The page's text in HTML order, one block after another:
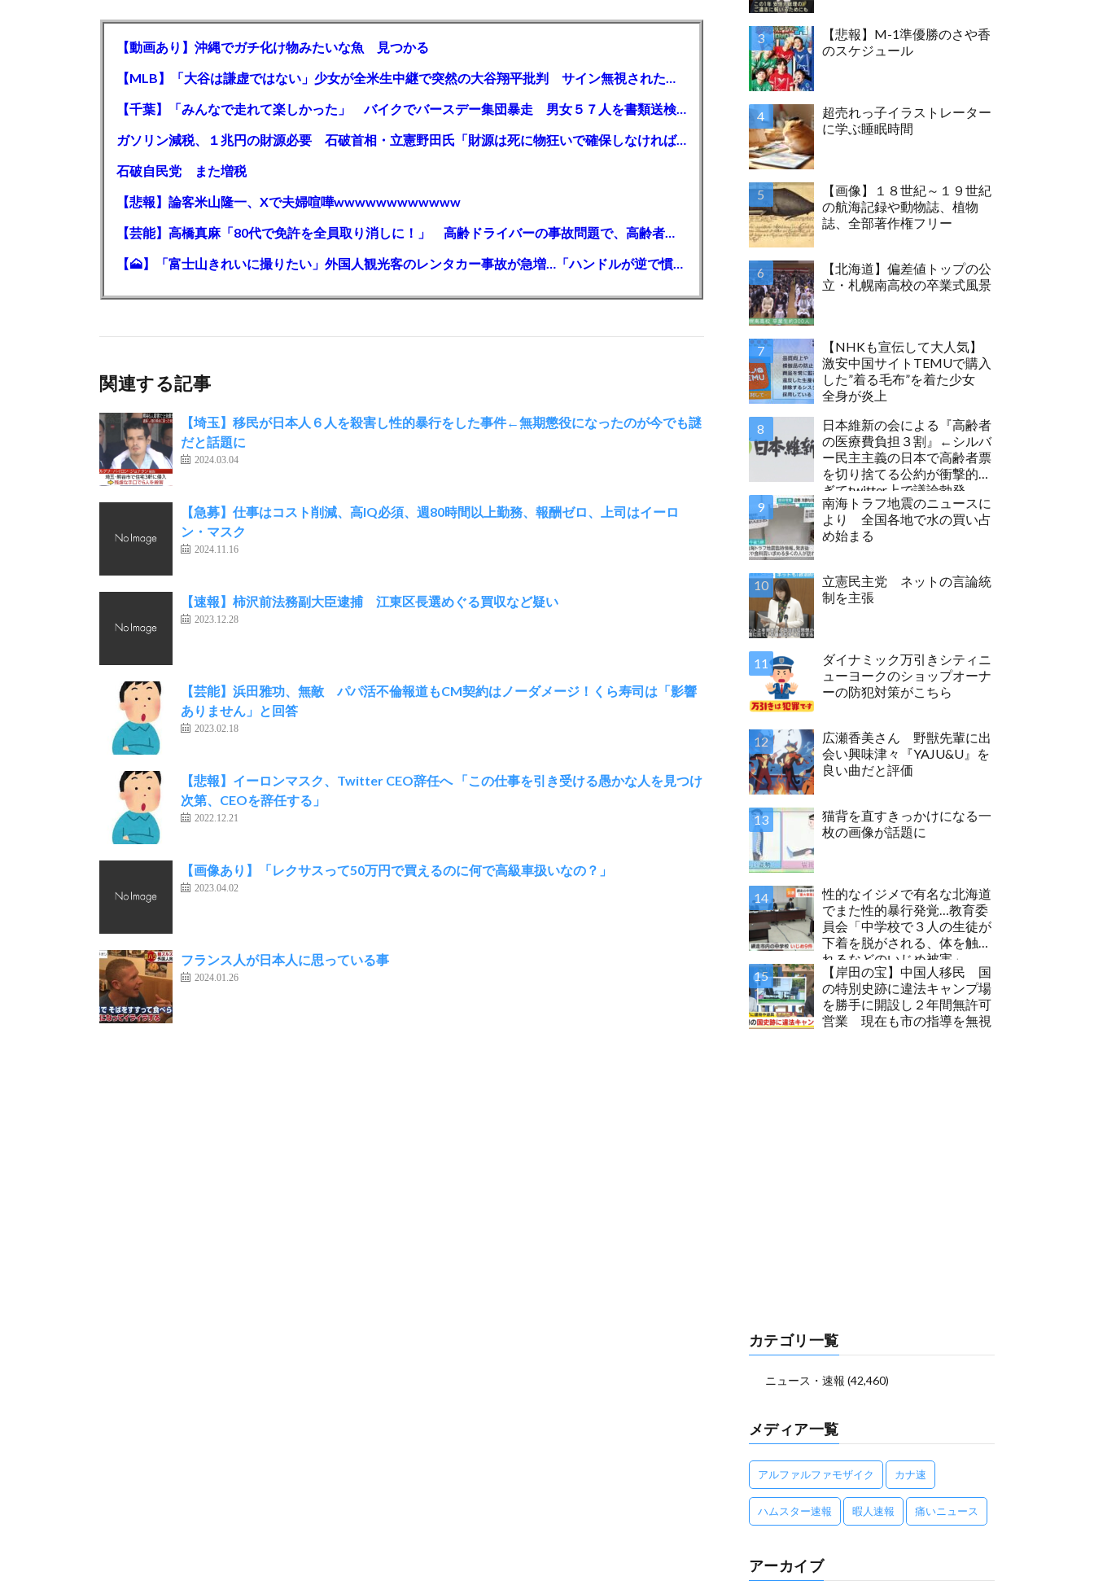
【動画あり】沖縄でガチ化け物みたいな魚 見つかる
【MLB】「大谷は謙虚ではない」少女が全米生中継で突然の大谷翔平批判 サイン無視された過去明かす
【千葉】「みんなで走れて楽しかった」 バイクでバースデー集団暴走 男女５７人を書類送検 SNSで参加者募る
ガソリン減税、１兆円の財源必要 石破首相・立憲野田氏「財源は死に物狂いで確保しなければならない」「本当に死に物狂いで」
石破自民党 また増税
【悲報】論客米山隆一、Xで夫婦喧嘩wwwwwwwwwwww
【芸能】高橋真麻「80代で免許を全員取り消しに！」 高齢ドライバーの事故問題で、高齢者の運転免許取り消し法を提案
【🗻】「富士山きれいに撮りたい」外国人観光客のレンタカー事故が急増…「ハンドルが逆で慣れず」、道の狭さも
関連する記事
【埼玉】移民が日本人６人を殺害し性的暴行をした事件←無期懲役になったのが今でも謎
だと話題に
2024.03.04
【急募】仕事はコスト削減、高IQ必須、週80時間以上勤務、報酬ゼロ、上司はイーロ
ン・マスク
2024.11.16
【速報】柿沢前法務副大臣逮捕 江東区長選めぐる買収など疑い
2023.12.28
【芸能】浜田雅功、無敵 パパ活不倫報道もCM契約はノーダメージ！くら寿司は「影響
ありません」と回答
2023.02.18
【悲報】イーロンマスク、Twitter CEO辞任へ 「この仕事を引き受ける愚かな人を見つけ
次第、CEOを辞任する」
2022.12.21
【画像あり】「レクサスって50万円で買えるのに何で高級車扱いなの？」
2023.04.02
フランス人が日本人に思っている事
2024.01.26
【悲報】M-1準優勝のさや香
のスケジュール
超売れっ子イラストレーター
に学ぶ睡眠時間
【画像】１８世紀～１９世紀
の航海記録や動物誌、植物
誌、全部著作権フリー
【北海道】偏差値トップの公
立・札幌南高校の卒業式風景
【NHKも宣伝して大人気】
激安中国サイトTEMUで購入
した”着る毛布”を着た少女
全身が炎上
日本維新の会による『高齢者
の医療費負担３割』←シルバ
ー民主主義の日本で高齢者票
を切り捨てる公約が衝撃的す
ぎてtwitter上で議論勃発
南海トラフ地震のニュースに
より 全国各地で水の買い占
め始まる
立憲民主党 ネットの言論統
制を主張
ダイナミック万引きシティニ
ューヨークのショップオーナ
ーの防犯対策がこちら
広瀬香美さん 野獣先輩に出
会い興味津々『YAJU&U』を
良い曲だと評価
猫背を直すきっかけになる一
枚の画像が話題に
性的なイジメで有名な北海道
でまた性的暴行発覚…教育委
員会「中学校で３人の生徒が
下着を脱がされる、体を触ら
れるなどのいじめ被害」
【岸田の宝】中国人移民 国
の特別史跡に違法キャンプ場
を勝手に開設し２年間無許可
営業 現在も市の指導を無視
カテゴリ一覧
ニュース・速報 (42,460)
メディア一覧
アルファルファモザイク カナ速
ハムスター速報 暇人速報 痛いニュース
アーカイブ